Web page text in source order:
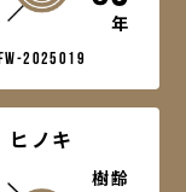
年
2025019
ヒノキ
樹齢